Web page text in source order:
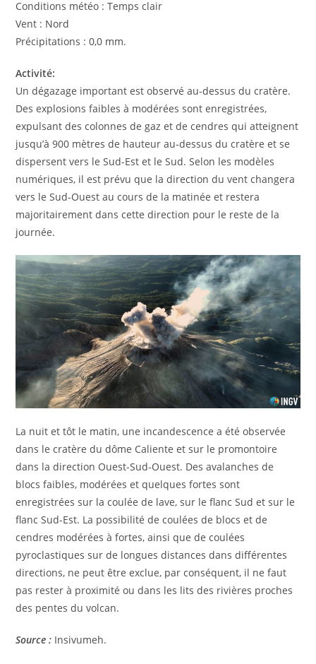
Conditions météo : Temps clair
Vent : Nord
Précipitations : 0,0 mm.
Activité:
Un dégazage important est observé au-dessus du cratère.
Des explosions faibles à modérées sont enregistrées,
expulsant des colonnes de gaz et de cendres qui atteignent
jusqu’à 900 mètres de hauteur au-dessus du cratère et se
dispersent vers le Sud-Est et le Sud. Selon les modèles
numériques, il est prévu que la direction du vent changera
vers le Sud-Ouest au cours de la matinée et restera
majoritairement dans cette direction pour le reste de la
journée.
La nuit et tôt le matin, une incandescence a été observée
dans le cratère du dôme Caliente et sur le promontoire
dans la direction Ouest-Sud-Ouest. Des avalanches de
blocs faibles, modérées et quelques fortes sont
enregistrées sur la coulée de lave, sur le flanc Sud et sur le
flanc Sud-Est. La possibilité de coulées de blocs et de
cendres modérées à fortes, ainsi que de coulées
pyroclastiques sur de longues distances dans différentes
directions, ne peut être exclue, par conséquent, il ne faut
pas rester à proximité ou dans les lits des rivières proches
des pentes du volcan.
Source : Insivumeh.